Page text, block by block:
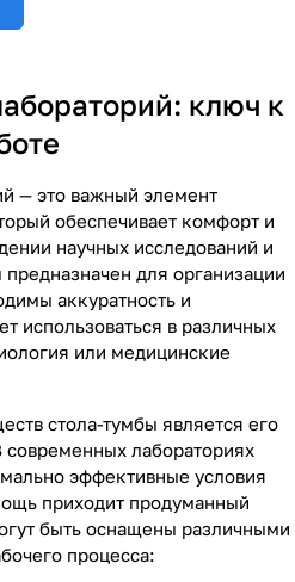
ключ к
— это важный элемент
обеспечивает комфорт и
научных исследований и
для организации
аккуратность и
использоваться в различных
или медицинские
стола-тумбы является его
лабораториях
эффективные условия
приходит продуманный
быть оснащены различными
процесса: